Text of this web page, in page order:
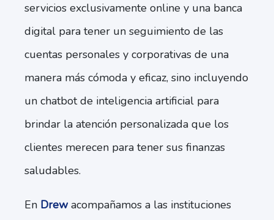
servicios exclusivamente online y una banca
digital para tener un seguimiento de las
cuentas personales y corporativas de una
manera más cómoda y eficaz, sino incluyendo
un chatbot de inteligencia artificial para
brindar la atención personalizada que los
clientes merecen para tener sus finanzas
saludables.
En Drew acompañamos a las instituciones